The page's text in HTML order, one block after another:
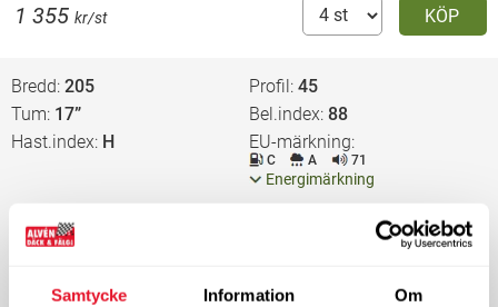
Samtycke Information Om
KÖP
1 355 kr/st
Bredd 205 Profil 45
Tum 17” Bel.index 88
Hast.index H EU-märkning
C A 71
Energimärkning
5-10 dagars leveranstid